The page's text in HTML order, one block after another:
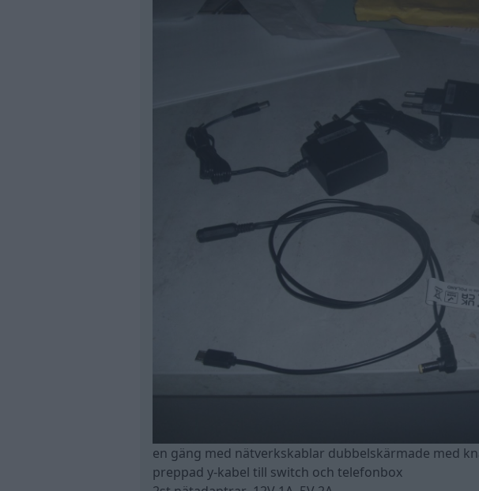
en gäng med nätverkskablar dubbelskärmade med
preppad y-kabel till switch och telefonbox